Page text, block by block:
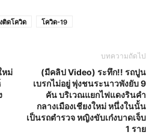
ติดโควิด โควิด-19
หม่
บทความถัดไป
(มีคลิป Video) ระทึก!! รถปูน
เบรกไม่อยู่ พุ่งชนระนาวพังยับ 9
คัน บริเวณแยกไฟแดงรินคำ
กลางเมืองเชียงใหม่ หนึ่งในนั้น
เป็นรถตำรวจ หญิงขับเก๋งบาดเจ็บ
1 ราย